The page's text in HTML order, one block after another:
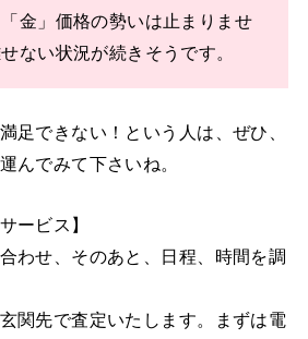
金」価格の勢いは止まりませ
ない状況が続きそうです。
足できない！という人は、ぜひ、
んでみて下さいね。
ービス】
わせ、そのあと、日程、時間を調
関先で査定いたします。まずは電